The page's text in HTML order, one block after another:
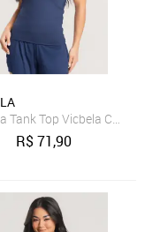
Alça Fina Academia
Tank Top Vicbela
R$71,90